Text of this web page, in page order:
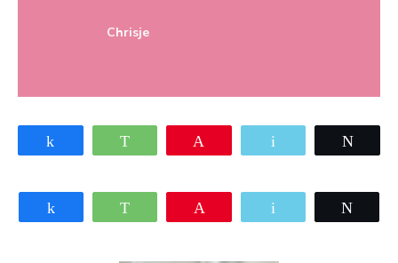
Chrisje
WhatsApp
WhatsApp